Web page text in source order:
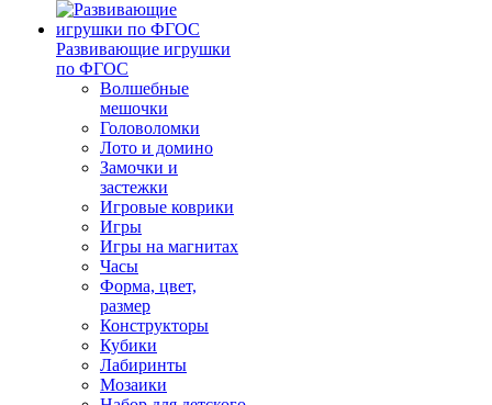
Развивающие игрушки
по ФГОС
Волшебные
мешочки
Головоломки
Лото и домино
Замочки и
застежки
Игровые коврики
Игры
Игры на магнитах
Часы
Форма, цвет,
размер
Конструкторы
Кубики
Лабиринты
Мозаики